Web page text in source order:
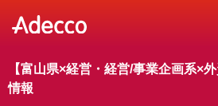
【富山県×経営・経営/事業企画系×
情報